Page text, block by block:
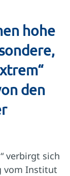
hohe
den
verbirgt sich
vom Institut